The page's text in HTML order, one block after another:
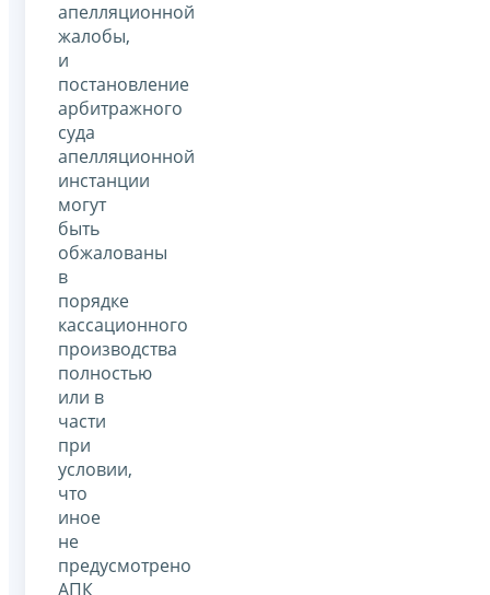
апелляционной
жалобы,
и
постановление
арбитражного
суда
апелляционной
инстанции
могут
быть
обжалованы
в
порядке
кассационного
производства
полностью
или в
части
при
условии,
что
иное
не
предусмотрено
АПК